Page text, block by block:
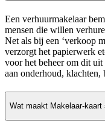
Een verhuurmakelaar
mensen die willen
Net als bij een ‘verkoop
verzorgt het papierwerk
voor het beheer om dit
aan onderhoud, klachten,
Wat maakt Makelaar-kaart